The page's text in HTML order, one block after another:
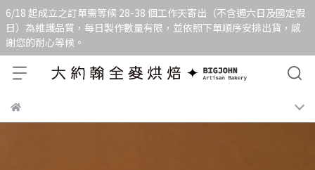
6/18 起成立之訂單需等候 28-38 個工作天寄出（不含週六日及國定假
日）為維護品質，每日製作數量有限，並依照下單順序安排出貨，感
謝您的耐心等候。